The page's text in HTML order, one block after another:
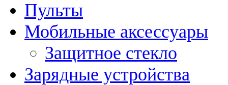
Пульты
Мобильные аксессуары
Защитное стекло
Зарядные устройства